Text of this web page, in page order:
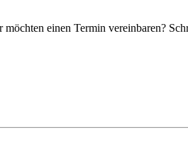
möchten einen Termin vereinbaren?